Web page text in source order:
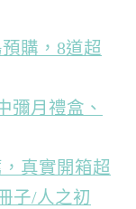
購，8道超
彌月禮盒、
真實開箱超
子/人之初